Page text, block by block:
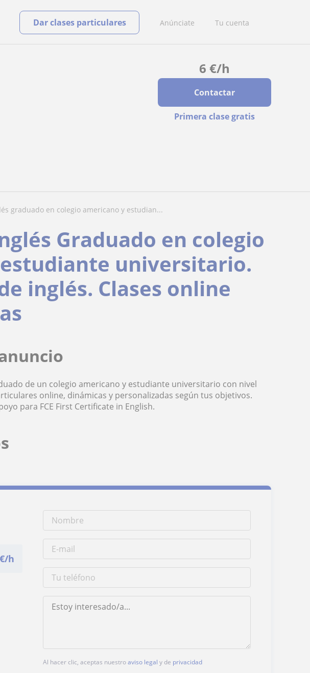
Anúnciate Tu cuenta
Dar clases particulares
6 €/h
Contactar
Primera clase gratis
graduado en colegio americano y estudian...
Graduado en colegio
universitario.
inglés. Clases online
de un colegio americano y estudiante universitario con nivel
online, dinámicas y personalizadas según tus objetivos.
para FCE First Certificate in English.
€/h
Al hacer clic, aceptas nuestroaviso legal y de privacidad